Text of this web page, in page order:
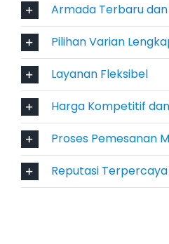
ini memberikan
pengemudi dan
penting dalam
keamanan pengguna
dengan sopir di
menikmati perjalanan
5. Hemat Bahan
Lingkungan
Armada Terbaru
Pilihan Varian
Layanan Fleksibel
Harga Kompetitif
Proses Pemesanan
Reputasi